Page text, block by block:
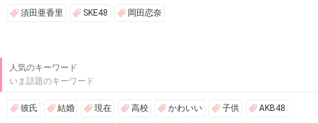
須田亜香里 SKE48 岡田恋奈
人気のキーワード
いま話題のキーワード
彼氏 結婚 現在 高校 かわいい 子供 AKB48